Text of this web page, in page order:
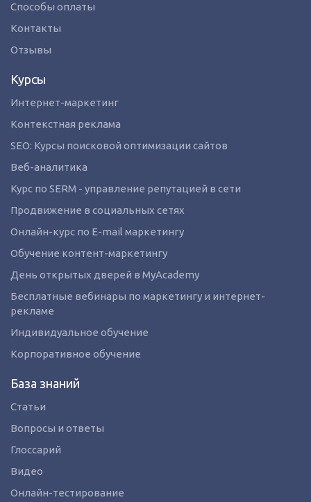
Способы оплаты
Контакты
Отзывы
Курсы
Интернет-маркетинг
Контекстная реклама
SEO: Курсы поисковой оптимизации сайтов
Веб-аналитика
Курс по SERM - управление репутацией в сети
Продвижение в социальных сетях
Онлайн-курс по E-mail маркетингу
Обучение контент-маркетингу
День открытых дверей в MyAcademy
Бесплатные вебинары по маркетингу и интернет-
рекламе
Индивидуальное обучение
Корпоративное обучение
База знаний
Статьи
Вопросы и ответы
Глоссарий
Видео
Онлайн-тестирование